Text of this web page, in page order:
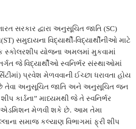
સરકાર દ્વારા અનુસૂચિત જાતિ (SC)
સમુદાયના વિદ્યાર્થી-વિદ્યાર્થીનીઓ માટે
સ્કોલરશીપ યોજના અમલમાં મુકવામાં
જે વિદ્યાર્થીઓ સ્વનિર્ભર સંસ્થાઓમાં
પ્રવેશ મેળવવાની ઈચ્છા ધરાવતા હોય
અનુસૂચિત જાતિ અને અનુસૂચિત જન
કાર્ડના” માધ્યમથી જે તે સ્વનિર્ભર
એડમિશન મેળવી શકે છે. આમ તેમા
સમાજ કલ્યાણ વિભાગમાં ફ્રી શીપ